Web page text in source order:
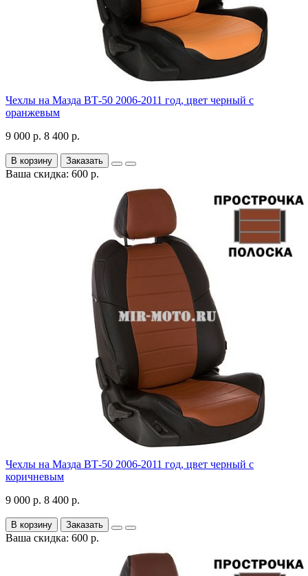
Чехлы на Мазда ВТ-50 2006-2011 год, цвет черный с
оранжевым
9 000 р. 8 400 р.
В корзину Заказать
Ваша скидка: 600 р.
Чехлы на Мазда ВТ-50 2006-2011 год, цвет черный с
коричневым
9 000 р. 8 400 р.
В корзину Заказать
Ваша скидка: 600 р.